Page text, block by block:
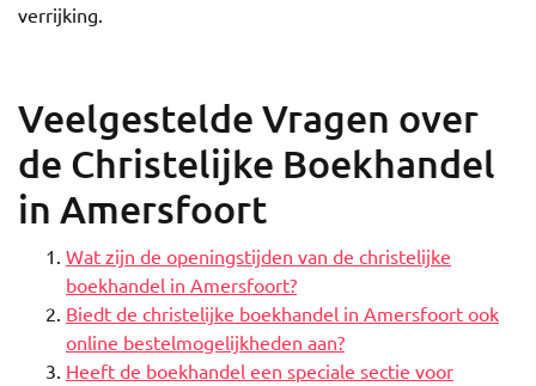
verrijking.
Veelgestelde Vragen over
de Christelijke Boekhandel
in Amersfoort
Wat zijn de openingstijden van de christelijke
boekhandel in Amersfoort?
Biedt de christelijke boekhandel in Amersfoort ook
online bestelmogelijkheden aan?
Heeft de boekhandel een speciale sectie voor